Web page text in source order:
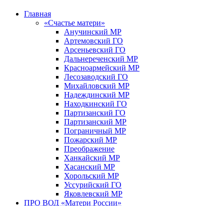
Главная
«Счастье матери»
Анучинский МР
Артемовский ГО
Арсеньевский ГО
Дальнереченский МР
Красноармейский МР
Лесозаводский ГО
Михайловский МР
Надеждинский МР
Находкинский ГО
Партизанский ГО
Партизанский МР
Пограничный МР
Пожарский МР
Преображение
Ханкайский МР
Хасанский МР
Хорольский МР
Уссурийский ГО
Яковлевский МР
ПРО ВОД «Матери России»